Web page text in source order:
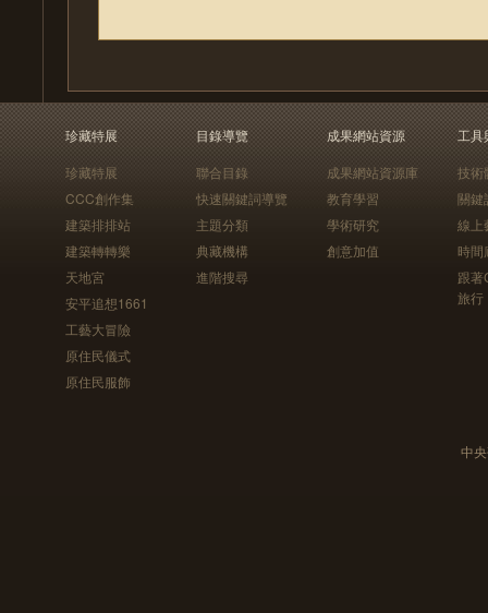
珍藏特展
珍藏特展
CCC創作集
建築排排站
建築轉轉樂
天地宮
安平追想1661
工藝大冒險
原住民儀式
原住民服飾
目錄導覽
聯合目錄
快速關鍵詞導覽
主題分類
典藏機構
進階搜尋
成果網站資源
成果網站資源庫
教育學習
學術研究
創意加值
工具
技術
關鍵
線上
時間
跟
旅行
中